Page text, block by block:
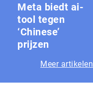
Meta biedt ai-
tool tegen
‘Chinese’
prijzen
Meer artikelen